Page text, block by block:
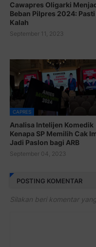
Cawapres Oligarki
Beban Pilpres 2024: Pasti
Kalah
September 11, 2023
CAPRES
Analisa Intelijen Komedik
Kenapa SP Memilih Cak
Jadi Paslon bagi ARB
September 04, 2023
POSTING KOMENTAR
Silakan beri komentar